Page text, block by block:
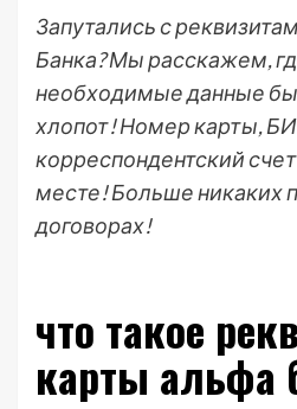
Запутались с
Банка? Мы расскажем,
необходимые данные
хлопот! Номер карты,
корреспондентский
месте! Больше никаких
договорах!
что такое
карты альфа